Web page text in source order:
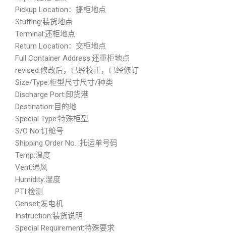
Pickup Location：提柜地点
Stuffing:装货地点
Terminal:还柜地点
Return Location：交柜地点
Full Container Address:还重柜地点
revised:修改后，已经校正，已经修订
Size/Type:柜型尺寸尺寸/种类
Discharge Port:卸货港
Destination:目的地
Special Type:特殊柜型
S/O No:订舱号
Shipping Order No. :托运单号码
Temp:温度
Vent:通风
Humidity:湿度
PTI:检测
Genset:发电机
Instruction:装货说明
Special Requirement:特殊要求